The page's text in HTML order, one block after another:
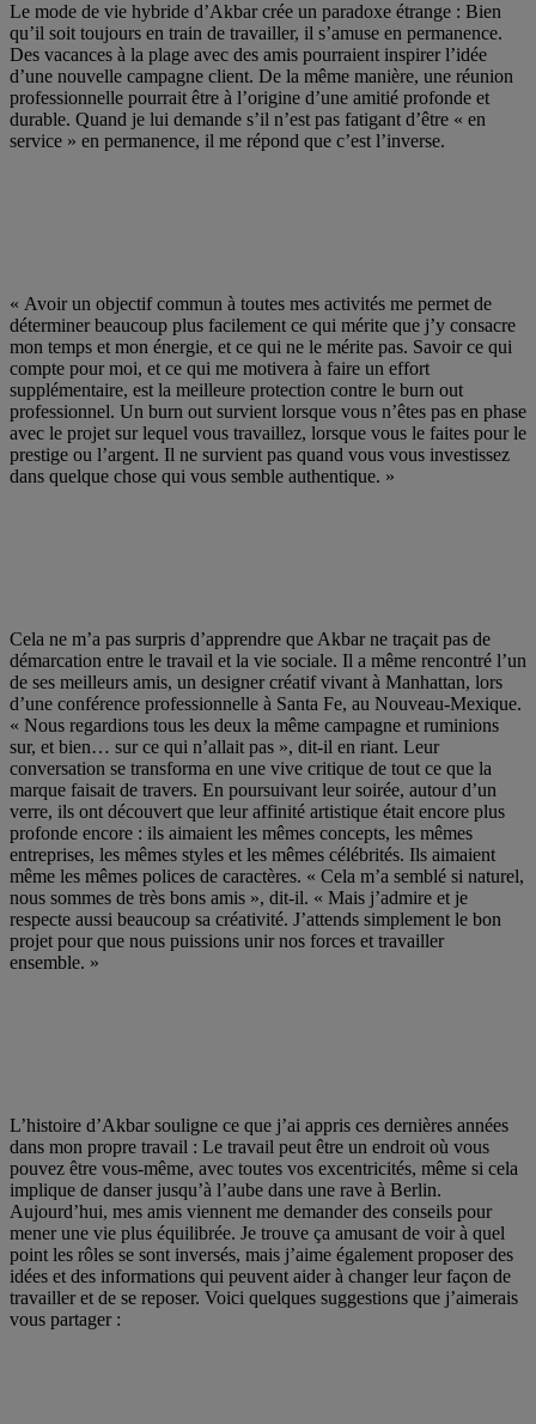
Le mode de vie hybride d’Akbar crée un paradoxe étrange : Bien
qu’il soit toujours en train de travailler, il s’amuse en permanence.
Des vacances à la plage avec des amis pourraient inspirer l’idée
d’une nouvelle campagne client. De la même manière, une réunion
professionnelle pourrait être à l’origine d’une amitié profonde et
durable. Quand je lui demande s’il n’est pas fatigant d’être « en
service » en permanence, il me répond que c’est l’inverse.
« Avoir un objectif commun à toutes mes activités me permet de
déterminer beaucoup plus facilement ce qui mérite que j’y consacre
mon temps et mon énergie, et ce qui ne le mérite pas. Savoir ce qui
compte pour moi, et ce qui me motivera à faire un effort
supplémentaire, est la meilleure protection contre le burn out
professionnel. Un burn out survient lorsque vous n’êtes pas en phase
avec le projet sur lequel vous travaillez, lorsque vous le faites pour le
prestige ou l’argent. Il ne survient pas quand vous vous investissez
dans quelque chose qui vous semble authentique. »
Cela ne m’a pas surpris d’apprendre que Akbar ne traçait pas de
démarcation entre le travail et la vie sociale. Il a même rencontré l’un
de ses meilleurs amis, un designer créatif vivant à Manhattan, lors
d’une conférence professionnelle à Santa Fe, au Nouveau-Mexique.
« Nous regardions tous les deux la même campagne et ruminions
sur, et bien… sur ce qui n’allait pas », dit-il en riant. Leur
conversation se transforma en une vive critique de tout ce que la
marque faisait de travers. En poursuivant leur soirée, autour d’un
verre, ils ont découvert que leur affinité artistique était encore plus
profonde encore : ils aimaient les mêmes concepts, les mêmes
entreprises, les mêmes styles et les mêmes célébrités. Ils aimaient
même les mêmes polices de caractères. « Cela m’a semblé si naturel,
nous sommes de très bons amis », dit-il. « Mais j’admire et je
respecte aussi beaucoup sa créativité. J’attends simplement le bon
projet pour que nous puissions unir nos forces et travailler
ensemble. »
L’histoire d’Akbar souligne ce que j’ai appris ces dernières années
dans mon propre travail : Le travail peut être un endroit où vous
pouvez être vous-même, avec toutes vos excentricités, même si cela
implique de danser jusqu’à l’aube dans une rave à Berlin.
Aujourd’hui, mes amis viennent me demander des conseils pour
mener une vie plus équilibrée. Je trouve ça amusant de voir à quel
point les rôles se sont inversés, mais j’aime également proposer des
idées et des informations qui peuvent aider à changer leur façon de
travailler et de se reposer. Voici quelques suggestions que j’aimerais
vous partager :